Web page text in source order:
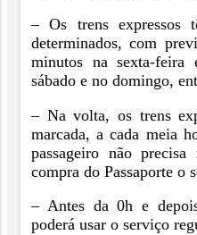
– Os trens expressos
determinados, com
minutos na sexta-
sábado e no domingo,
– Na volta, os trens
marcada, a cada meia
passageiro não
compra do Passaporte o
– Antes da 0h e
poderá usar o serviço